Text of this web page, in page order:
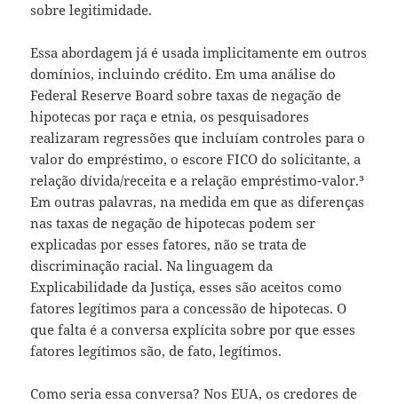
sobre legitimidade.
Essa abordagem já é usada implicitamente em outros
domínios, incluindo crédito. Em uma análise do
Federal Reserve Board sobre taxas de negação de
hipotecas por raça e etnia, os pesquisadores
realizaram regressões que incluíam controles para o
valor do empréstimo, o escore FICO do solicitante, a
relação dívida/receita e a relação empréstimo-valor.³
Em outras palavras, na medida em que as diferenças
nas taxas de negação de hipotecas podem ser
explicadas por esses fatores, não se trata de
discriminação racial. Na linguagem da
Explicabilidade da Justiça, esses são aceitos como
fatores legítimos para a concessão de hipotecas. O
que falta é a conversa explícita sobre por que esses
fatores legítimos são, de fato, legítimos.
Como seria essa conversa? Nos EUA, os credores de